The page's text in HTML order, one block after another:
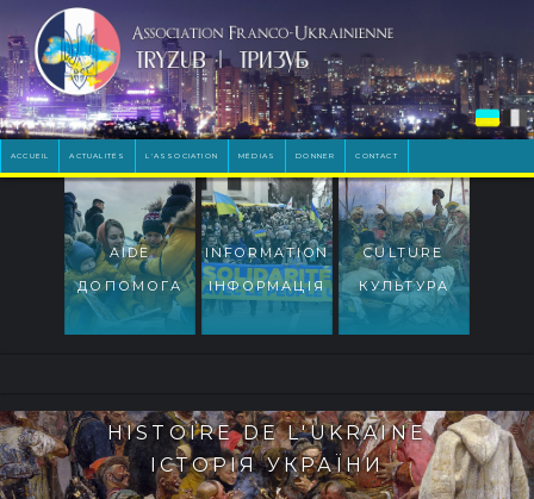
ACCUEIL ACTUALITÉS L'ASSOCIATION MÉDIAS DONNER CONTACT
AIDE
ДОПОМОГА
INFORMATION
ІНФОРМАЦІЯ
CULTURE
КУЛЬТУРА
HISTOIRE DE L'UKRAINE
ІСТОРІЯ УКРАЇНИ